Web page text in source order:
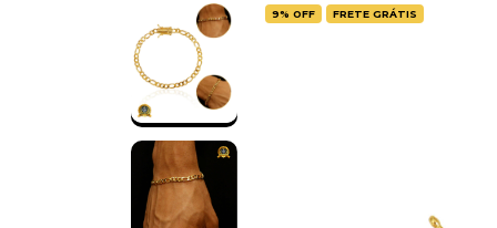
9%OFF FRETE GRÁTIS